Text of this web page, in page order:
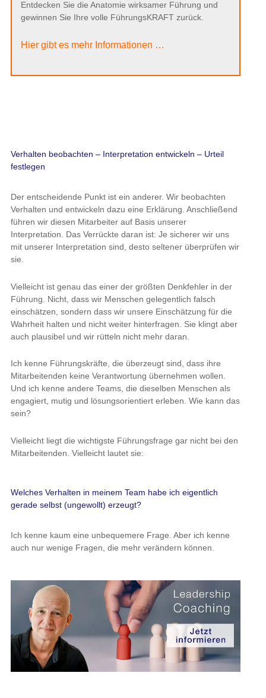
Entdecken Sie die Anatomie wirksamer Führung und
gewinnen Sie Ihre volle FührungsKRAFT zurück.
Hier gibt es mehr Informationen …
Verhalten beobachten – Interpretation entwickeln – Urteil
festlegen
Der entscheidende Punkt ist ein anderer. Wir beobachten
Verhalten und entwickeln dazu eine Erklärung. Anschließend
führen wir diesen Mitarbeiter auf Basis unserer
Interpretation. Das Verrückte daran ist: Je sicherer wir uns
mit unserer Interpretation sind, desto seltener überprüfen wir
sie.
Vielleicht ist genau das einer der größten Denkfehler in der
Führung. Nicht, dass wir Menschen gelegentlich falsch
einschätzen, sondern dass wir unsere Einschätzung für die
Wahrheit halten und nicht weiter hinterfragen. Sie klingt aber
auch plausibel und wir rütteln nicht mehr daran.
Ich kenne Führungskräfte, die überzeugt sind, dass ihre
Mitarbeitenden keine Verantwortung übernehmen wollen.
Und ich kenne andere Teams, die dieselben Menschen als
engagiert, mutig und lösungsorientiert erleben. Wie kann das
sein?
Vielleicht liegt die wichtigste Führungsfrage gar nicht bei den
Mitarbeitenden. Vielleicht lautet sie:
Welches Verhalten in meinem Team habe ich eigentlich
gerade selbst (ungewollt) erzeugt?
Ich kenne kaum eine unbequemere Frage. Aber ich kenne
auch nur wenige Fragen, die mehr verändern können.